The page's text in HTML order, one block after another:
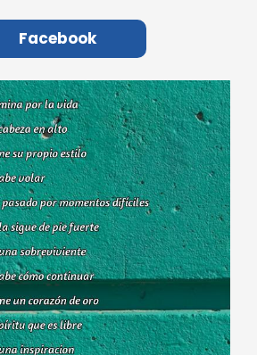
Facebook